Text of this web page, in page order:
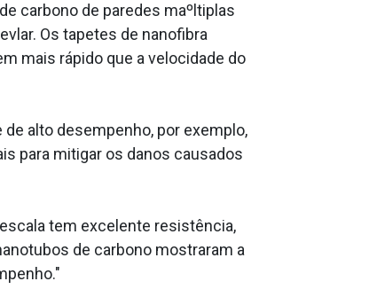
carbono de paredes maºltiplas
Os tapetes de nanofibra
mais rápido que a velocidade do
alto desempenho, por exemplo,
para mitigar os danos causados
tem excelente resistência,
de carbono mostraram a